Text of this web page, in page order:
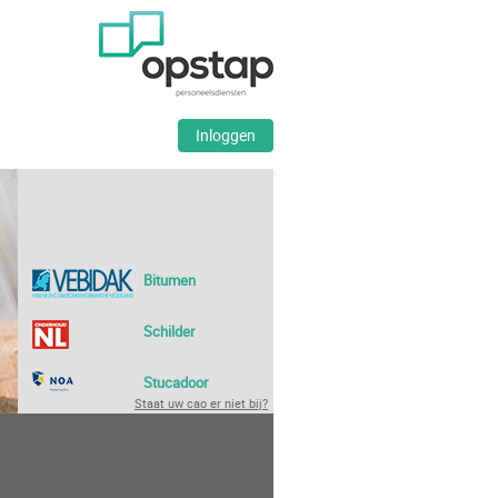
Inloggen
Bitumen
Schilder
Stucadoor
Staat uw cao er niet bij?